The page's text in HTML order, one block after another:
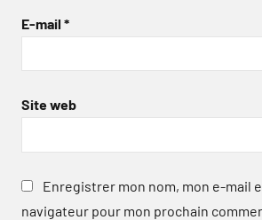
E-mail *
Site web
Enregistrer mon nom, mon e-mail
navigateur pour mon prochain